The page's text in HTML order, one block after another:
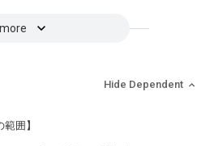
Hide Dependent
囲】